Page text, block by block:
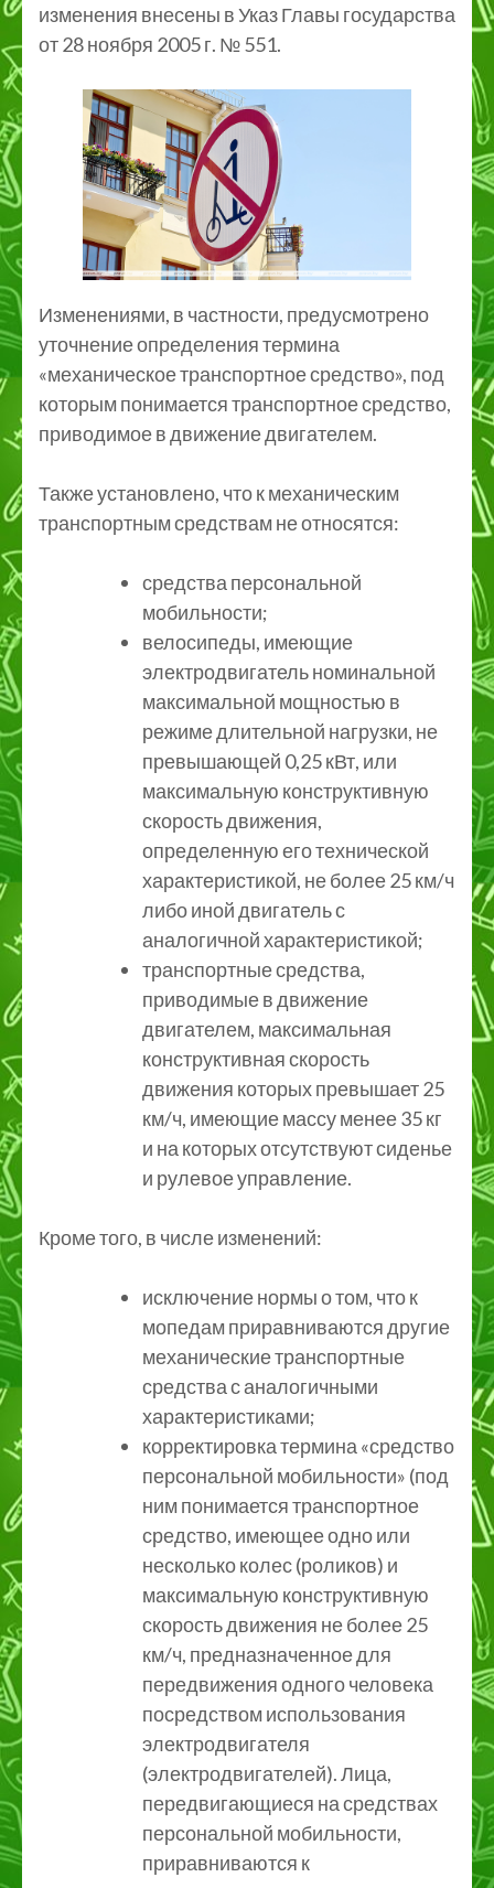
изменения внесены в Указ Главы государства
от 28 ноября 2005 г. № 551.
Изменениями, в частности, предусмотрено
уточнение определения термина
«механическое транспортное средство», под
которым понимается транспортное средство,
приводимое в движение двигателем.
Также установлено, что к механическим
транспортным средствам не относятся:
средства персональной
мобильности;
велосипеды, имеющие
электродвигатель номинальной
максимальной мощностью в
режиме длительной нагрузки, не
превышающей 0,25 кВт, или
максимальную конструктивную
скорость движения,
определенную его технической
характеристикой, не более 25 км/ч
либо иной двигатель с
аналогичной характеристикой;
транспортные средства,
приводимые в движение
двигателем, максимальная
конструктивная скорость
движения которых превышает 25
км/ч, имеющие массу менее 35 кг
и на которых отсутствуют сиденье
и рулевое управление.
Кроме того, в числе изменений:
исключение нормы о том, что к
мопедам приравниваются другие
механические транспортные
средства с аналогичными
характеристиками;
корректировка термина «средство
персональной мобильности» (под
ним понимается транспортное
средство, имеющее одно или
несколько колес (роликов) и
максимальную конструктивную
скорость движения не более 25
км/ч, предназначенное для
передвижения одного человека
посредством использования
электродвигателя
(электродвигателей). Лица,
передвигающиеся на средствах
персональной мобильности,
приравниваются к